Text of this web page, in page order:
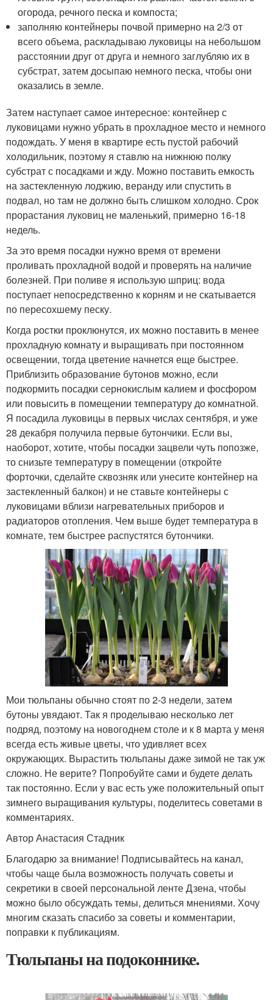
огорода, речного песка и компоста;
заполняю контейнеры почвой примерно на 2/3 от
всего объема, раскладываю луковицы на небольшом
расстоянии друг от друга и немного заглубляю их в
субстрат, затем досыпаю немного песка, чтобы они
оказались в земле.
Затем наступает самое интересное: контейнер с
луковицами нужно убрать в прохладное место и немного
подождать. У меня в квартире есть пустой рабочий
холодильник, поэтому я ставлю на нижнюю полку
субстрат с посадками и жду. Можно поставить емкость
на застекленную лоджию, веранду или спустить в
подвал, но там не должно быть слишком холодно. Срок
прорастания луковиц не маленький, примерно 16-18
недель.
За это время посадки нужно время от времени
проливать прохладной водой и проверять на наличие
болезней. При поливе я использую шприц: вода
поступает непосредственно к корням и не скатывается
по пересохшему песку.
Когда ростки проклюнутся, их можно поставить в менее
прохладную комнату и выращивать при постоянном
освещении, тогда цветение начнется еще быстрее.
Приблизить образование бутонов можно, если
подкормить посадки сернокислым калием и фосфором
или повысить в помещении температуру до комнатной.
Я посадила луковицы в первых числах сентября, и уже
28 декабря получила первые бутончики. Если вы,
наоборот, хотите, чтобы посадки зацвели чуть попозже,
то снизьте температуру в помещении (откройте
форточки, сделайте сквозняк или унесите контейнер на
застекленный балкон) и не ставьте контейнеры с
луковицами вблизи нагревательных приборов и
радиаторов отопления. Чем выше будет температура в
комнате, тем быстрее распустятся бутончики.
Мои тюльпаны обычно стоят по 2-3 недели, затем
бутоны увядают. Так я проделываю несколько лет
подряд, поэтому на новогоднем столе и к 8 марта у меня
всегда есть живые цветы, что удивляет всех
окружающих. Вырастить тюльпаны даже зимой не так уж
сложно. Не верите? Попробуйте сами и будете делать
так постоянно. Если у вас есть уже положительный опыт
зимнего выращивания культуры, поделитесь советами в
комментариях.
Автор Анастасия Стадник
Благодарю за внимание! Подписывайтесь на канал,
чтобы чаще была возможность получать советы и
секретики в своей персональной ленте Дзена, чтобы
можно было обсуждать темы, делиться мнениями. Хочу
многим сказать спасибо за советы и комментарии,
поправки к публикациям.
Тюльпаны на подоконнике.